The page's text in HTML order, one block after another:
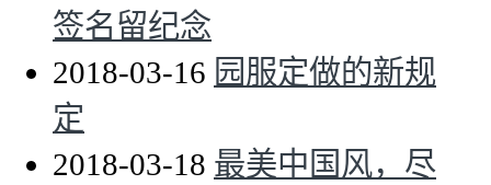
签名留纪念
2018-03-16 园服定做的新规
定
2018-03-18 最美中国风，尽